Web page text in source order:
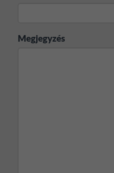
Megjegyzés